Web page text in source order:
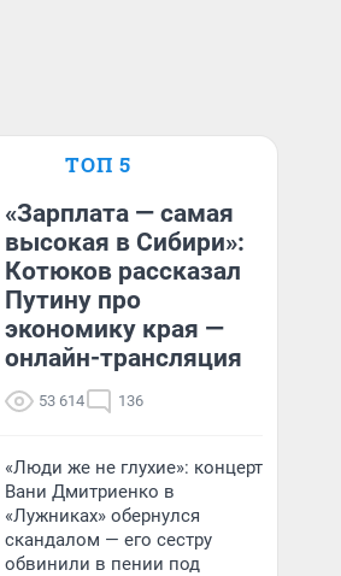
ТОП 5
«Зарплата — самая
высокая в Сибири»:
Котюков рассказал
Путину про
экономику края —
онлайн-трансляция
53 614 136
«Люди же не глухие»: концерт
Вани Дмитриенко в
«Лужниках» обернулся
скандалом — его сестру
обвинили в пении под